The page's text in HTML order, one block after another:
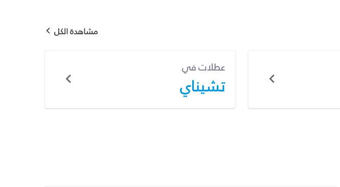
مشاهدة الكل
عطلات في
تشيناي